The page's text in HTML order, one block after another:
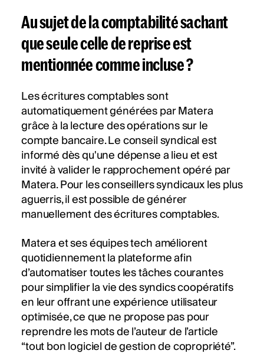
Au sujet de la comptabilité sachant
que seule celle de reprise est
mentionnée comme incluse ?
Les écritures comptables sont
automatiquement générées par Matera
grâce à la lecture des opérations sur le
compte bancaire. Le conseil syndical est
informé dès qu'une dépense a lieu et est
invité à valider le rapprochement opéré par
Matera. Pour les conseillers syndicaux les plus
aguerris, il est possible de générer
manuellement des écritures comptables.
Matera et ses équipes tech améliorent
quotidiennement la plateforme afin
d’automatiser toutes les tâches courantes
pour simplifier la vie des syndics coopératifs
en leur offrant une expérience utilisateur
optimisée, ce que ne propose pas pour
reprendre les mots de l’auteur de l’article
“tout bon logiciel de gestion de copropriété”.